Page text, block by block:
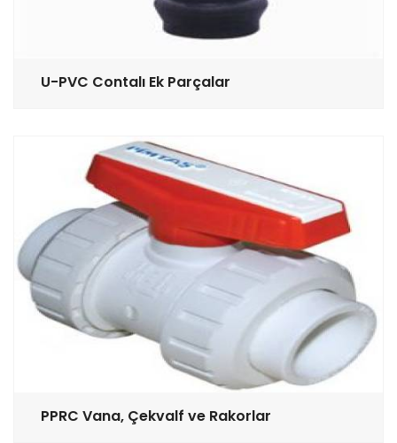
U-PVC Contalı Ek Parçalar
PPRC Vana, Çekvalf ve Rakorlar